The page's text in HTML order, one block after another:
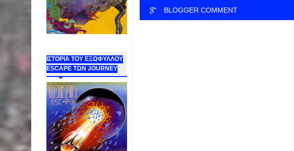
ΙΣΤΟΡΙΑ ΤΟΥ ΕΞΩΦΥΛΛΟΥ
ESCAPE ΤΩΝ JOURNEY
BLOGGER COMMENT